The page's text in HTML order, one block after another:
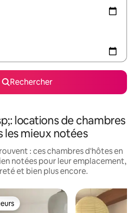
Rechercher
locations de chambres
les mieux notées
: ces chambres d'hôtes en
notées pour leur emplacement,
et bien plus encore.